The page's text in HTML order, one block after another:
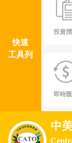
快速
工具列
投資
即時
中